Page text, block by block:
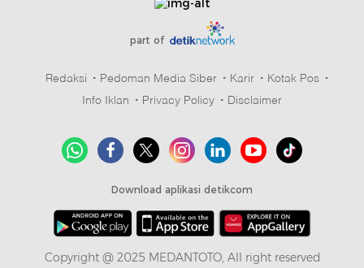
part of
Redaksi Pedoman Media Siber Karir
Kotak Pos
Info Iklan
Privacy Policy Disclaimer
Download aplikasi detikcom
Copyright @ 2025 MEDANTOTO, All right reserved